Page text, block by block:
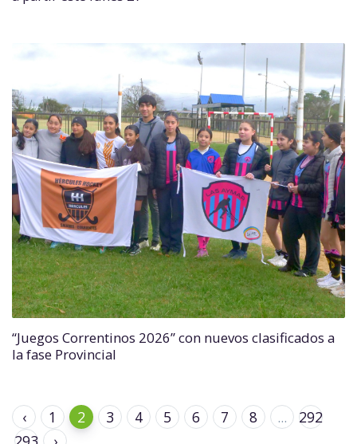
“Juegos Correntinos 2026” con nuevos clasificados a
la fase Provincial
‹ 1 2 3 4 5 6 7 8 ...
292